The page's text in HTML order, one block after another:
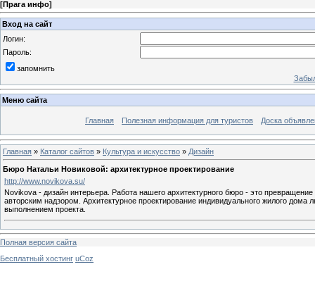
[Прага инфо]
Вход на сайт
Логин:
Пароль:
запомнить
Меню сайта
Главная Полезная информация для туристов Доска
Главная » Каталог сайтов » Культура и искусство » Дизайн
Бюро Натальи Новиковой: архитектурное проектирование
http://www.novikova.su/
Novikova - дизайн интерьера. Работа нашего архитектурного бюро - это
авторским надзором. Архитектурное проектирование индивидуального жилого
выполнением проекта.
Полная версия сайта
Бесплатный хостинг uCoz